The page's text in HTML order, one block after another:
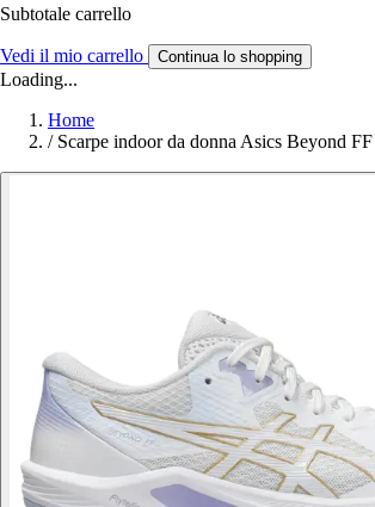
Subtotale carrello
Vedi il mio carrello Continua lo shopping
Loading...
Home
/ Scarpe indoor da donna Asics Beyond FF